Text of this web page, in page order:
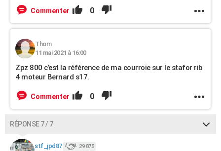
Commenter 0
Thom
11 mai 2021 à 16:00
Zpz 800 c’est la référence de ma courroie sur le stafor rib
4 moteur Bernard s17.
Commenter 0
RÉPONSE 7 / 7
stf_jpd87 29 875